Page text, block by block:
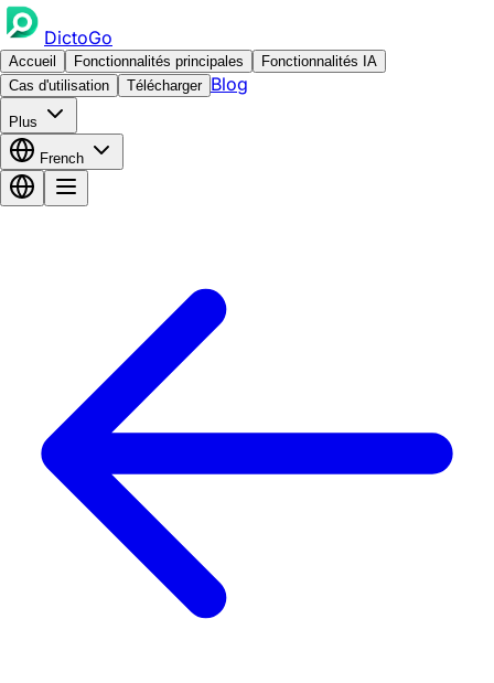
DictoGo
Accueil Fonctionnalités principales
Fonctionnalités IA
Cas d'utilisation
Télécharger Blog
Plus
French